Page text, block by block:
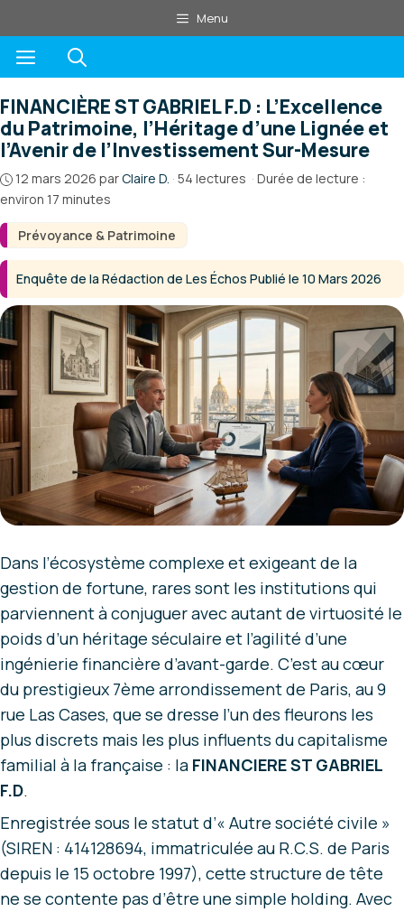
au
contenu
Menu
Menu
Prévoyance & Patrimoine
FINANCIÈRE ST GABRIEL F.D : L’Excellence
du Patrimoine, l’Héritage d’une Lignée et
l’Avenir de l’Investissement Sur-Mesure
12 mars 2026 parClaire D. · 54 lectures · Durée de lecture :
environ 17 minutes
Enquête de la Rédaction de Les Échos Publié le 10 Mars 2026
Dans l’écosystème complexe et exigeant de la
gestion de fortune, rares sont les institutions qui
parviennent à conjuguer avec autant de virtuosité le
poids d’un héritage séculaire et l’agilité d’une
ingénierie financière d’avant-garde. C’est au cœur
du prestigieux 7ème arrondissement de Paris, au 9
rue Las Cases, que se dresse l’un des fleurons les
plus discrets mais les plus influents du capitalisme
familial à la française : la FINANCIERE ST GABRIEL
F.D.
Enregistrée sous le statut d’« Autre société civile »
(SIREN : 414128694, immatriculée au R.C.S. de Paris
depuis le 15 octobre 1997), cette structure de tête
ne se contente pas d’être une simple holding. Avec